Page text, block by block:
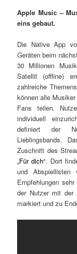
Apple Music –
eins gebaut.
Die Native App
Geräten beim
30 Millionen
Satellit (offline)
zahlreiche
können alle
Fans teilen.
individuell
definiert der
Lieblingsbands.
Zuschnitt des
„Für dich“. Dort
und Abspiellisten
Empfehlungen
der Nutzer mit der
markiert und zu